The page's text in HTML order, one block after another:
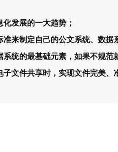
发展的一大趋势；
准来制定自己的公文系统、数据
系统的最基础元素，如果不规
子文件共享时，实现文件完美、